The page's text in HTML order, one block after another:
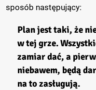
sposób następujący:
Plan jest taki, że
w tej grze.
zamiar dać, a
niebawem, będą
na to zasługują.